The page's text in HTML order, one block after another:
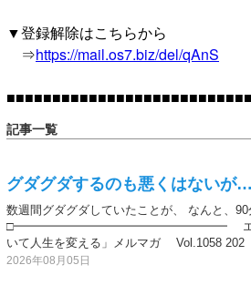
▼登録解除はこちらから
⇒https://mail.os7.biz/del/qAnS
記事一覧
グダグダするのも悪くはない
数週間グダグダしていたことが、 なんと、90
□━━━━━━━━━━━━━━━━━━ エンジ
いて人生を変える」メルマガ Vol.1058 202
2026年08月05日